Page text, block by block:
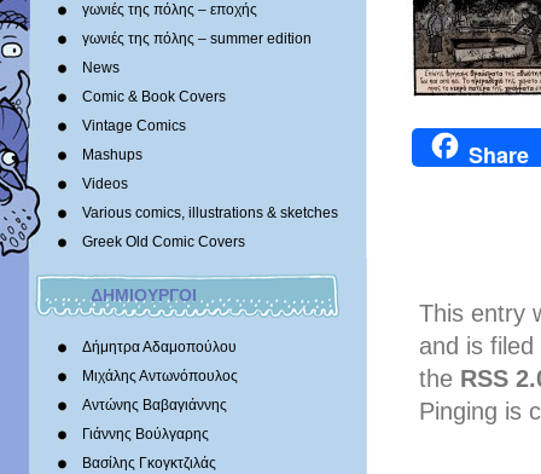
γωνιές της πόλης – εποχής
γωνιές της πόλης – summer edition
News
Comic & Book Covers
Vintage Comics
Mashups
Videos
Various comics, illustrations & sketches
Greek Old Comic Covers
ΔΗΜΙΟΥΡΓΟΙ
Δήμητρα Αδαμοπούλου
Μιχάλης Αντωνόπουλος
Αντώνης Βαβαγιάννης
Γιάννης Βούλγαρης
Βασίλης Γκογκτζιλάς
Share
This entry
and is
the RSS
Pinging is